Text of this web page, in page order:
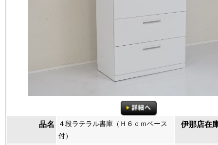
品名
４段ラテラル書庫（Ｈ６ｃｍベース
付）
伊那店在